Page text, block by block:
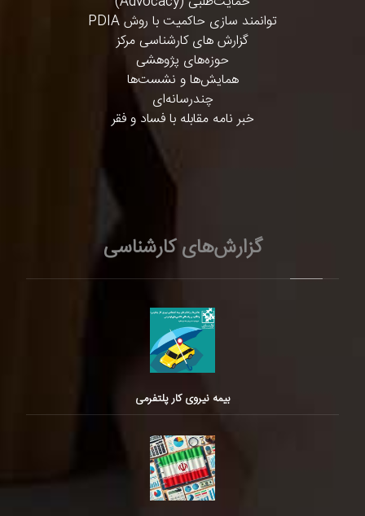
توانمند سازی حاکمیت با روش PDIA
گزارش های کارشناسی مرکز
حوزه‌های پژوهشی
همایش‌ها و نشست‌ها
چندرسانه‌ای
خبر نامه مقابله با فساد و فقر
گزارش‌های کارشناسی
بیمه نیروی کار پلتفرمی